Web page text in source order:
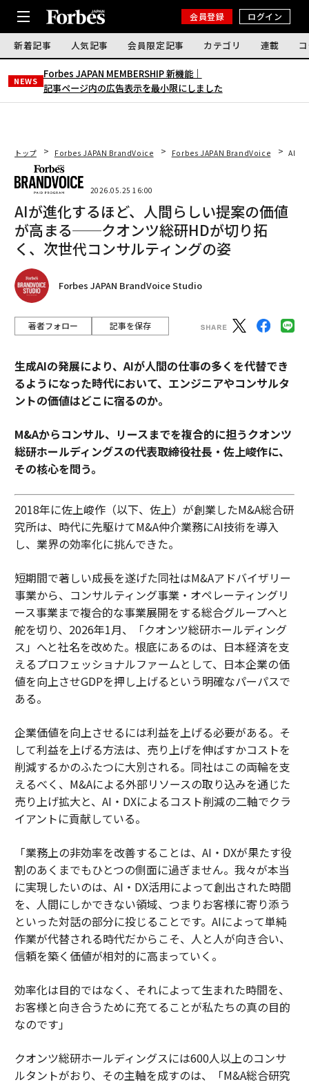
会員登録 ログイン
新着記事 人気記事 会員限定記事 カテゴリ 連載
NEWS
Forbes JAPAN MEMBERSHIP 新機能｜
記事ページ内の広告表示を最小限にしました
トップ Forbes JAPAN BrandVoice Forbes JAPAN BrandVoice AIが
2026.05.25 16:00
AIが進化するほど、人間らしい提案の価値
が高まる──クオンツ総研HDが切り拓
く、次世代コンサルティングの姿
Forbes JAPAN BrandVoice Studio
著者フォロー 記事を保存
生成AIの発展により、AIが人間の仕事の多くを代替でき
るようになった時代において、エンジニアやコンサルタ
ントの価値はどこに宿るのか。
M&Aからコンサル、リースまでを複合的に担うクオンツ
総研ホールディングスの代表取締役社長・佐上峻作に、
その核心を問う。
2018年に佐上峻作（以下、佐上）が創業したM&A総合研
究所は、時代に先駆けてM&A仲介業務にAI技術を導入
し、業界の効率化に挑んできた。
短期間で著しい成長を遂げた同社はM&Aアドバイザリー
事業から、コンサルティング事業・オペレーティングリ
ース事業まで複合的な事業展開をする総合グループへと
舵を切り、2026年1月、「クオンツ総研ホールディング
ス」へと社名を改めた。根底にあるのは、日本経済を支
えるプロフェッショナルファームとして、日本企業の価
値を向上させGDPを押し上げるという明確なパーパスで
ある。
企業価値を向上させるには利益を上げる必要がある。そ
して利益を上げる方法は、売り上げを伸ばすかコストを
削減するかのふたつに大別される。同社はこの両輪を支
えるべく、M&Aによる外部リソースの取り込みを通じた
売り上げ拡大と、AI・DXによるコスト削減の二軸でクラ
イアントに貢献している。
「業務上の非効率を改善することは、AI・DXが果たす役
割のあくまでもひとつの側面に過ぎません。我々が本当
に実現したいのは、AI・DX活用によって創出された時間
を、人間にしかできない領域、つまりお客様に寄り添う
といった対話の部分に投じることです。AIによって単純
作業が代替される時代だからこそ、人と人が向き合い、
信頼を築く価値が相対的に高まっていく。
効率化は目的ではなく、それによって生まれた時間を、
お客様と向き合うために充てることが私たちの真の目的
なのです」
クオンツ総研ホールディングスには600人以上のコンサ
ルタントがおり、その主軸を成すのは、「M&A総合研究